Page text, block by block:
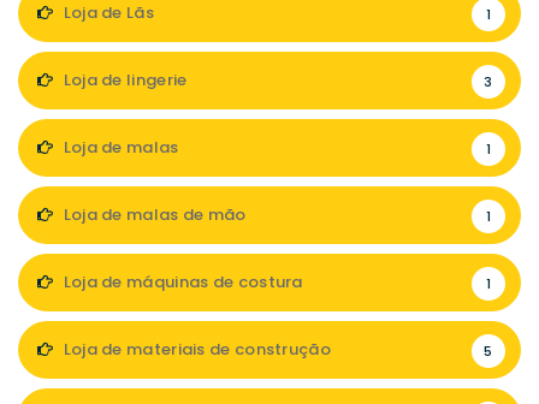
Loja de Lãs 1
Loja de lingerie 3
Loja de malas 1
Loja de malas de mão 1
Loja de máquinas de costura 1
Loja de materiais de construção 5